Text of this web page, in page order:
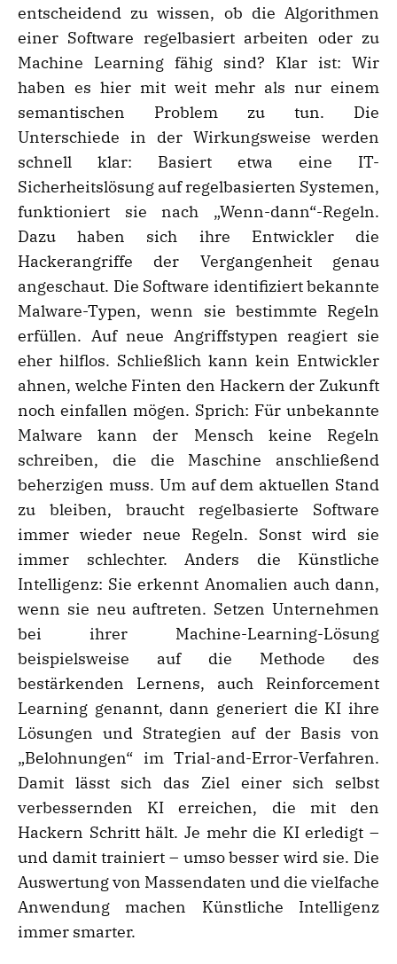
entscheidend zu wissen, ob die Algorithmen
einer Software regelbasiert arbeiten oder zu
Machine Learning fähig sind? Klar ist: Wir
haben es hier mit weit mehr als nur einem
semantischen Problem zu tun. Die
Unterschiede in der Wirkungsweise werden
schnell klar: Basiert etwa eine IT-
Sicherheitslösung auf regelbasierten Systemen,
funktioniert sie nach „Wenn-dann“-Regeln.
Dazu haben sich ihre Entwickler die
Hackerangriffe der Vergangenheit genau
angeschaut. Die Software identifiziert bekannte
Malware-Typen, wenn sie bestimmte Regeln
erfüllen. Auf neue Angriffstypen reagiert sie
eher hilflos. Schließlich kann kein Entwickler
ahnen, welche Finten den Hackern der Zukunft
noch einfallen mögen. Sprich: Für unbekannte
Malware kann der Mensch keine Regeln
schreiben, die die Maschine anschließend
beherzigen muss. Um auf dem aktuellen Stand
zu bleiben, braucht regelbasierte Software
immer wieder neue Regeln. Sonst wird sie
immer schlechter. Anders die Künstliche
Intelligenz: Sie erkennt Anomalien auch dann,
wenn sie neu auftreten. Setzen Unternehmen
bei ihrer Machine-Learning-Lösung
beispielsweise auf die Methode des
bestärkenden Lernens, auch Reinforcement
Learning genannt, dann generiert die KI ihre
Lösungen und Strategien auf der Basis von
„Belohnungen“ im Trial-and-Error-Verfahren.
Damit lässt sich das Ziel einer sich selbst
verbessernden KI erreichen, die mit den
Hackern Schritt hält. Je mehr die KI erledigt –
und damit trainiert – umso besser wird sie. Die
Auswertung von Massendaten und die vielfache
Anwendung machen Künstliche Intelligenz
immer smarter.